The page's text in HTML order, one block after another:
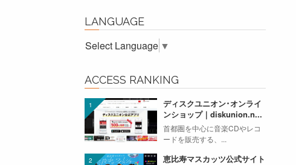
LANGUAGE
Select Language ▼
ACCESS RANKING
ディスクユニオン･オンライ
ンショップ｜diskunion.n...
首都圏を中心に音楽CDやレコ
ードを販売する、...
恵比寿マスカッツ公式サイト